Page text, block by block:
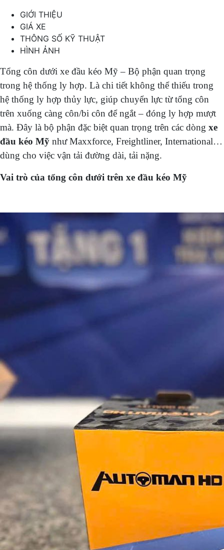
GIỚI THIỆU
GIÁ XE
THÔNG SỐ KỸ THUẬT
HÌNH ẢNH
Tổng côn dưới xe đầu kéo Mỹ – Bộ phận quan trọng
trong hệ thống ly hợp. Là chi tiết không thể thiếu trong
hệ thống ly hợp thủy lực, giúp chuyển lực từ tổng côn
trên xuống càng côn/bi côn để ngắt – đóng ly hợp mượt
mà. Đây là bộ phận đặc biệt quan trọng trên các dòng xe
đầu kéo Mỹ như Maxxforce, Freightliner, International…
dùng cho việc vận tải đường dài, tải nặng.
Vai trò của tổng côn dưới trên xe đầu kéo Mỹ